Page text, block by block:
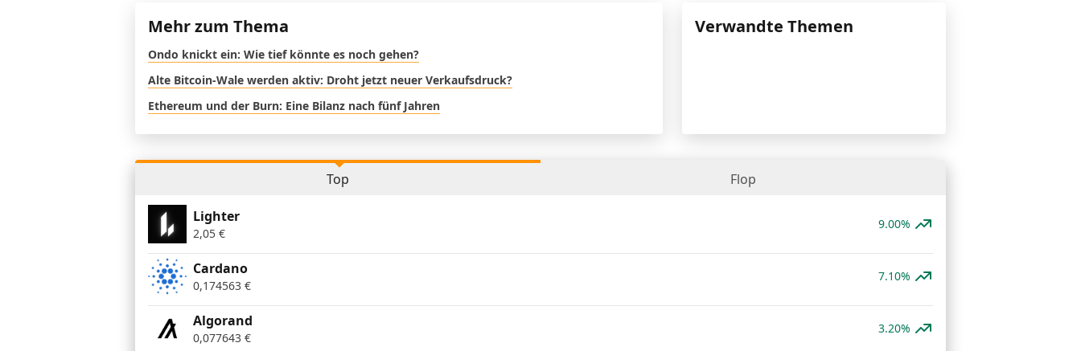
Mehr zum Thema
Ondo knickt ein: Wie tief könnte es noch gehen?
Alte Bitcoin-Wale werden aktiv: Droht jetzt neuer Verkaufsdruck?
Ethereum und der Burn: Eine Bilanz nach fünf Jahren
Verwandte Themen
Top Flop
Lighter
2,05 €
9.00%
Cardano
0,174563 €
7.10%
Algorand
0,077643 €
3.20%